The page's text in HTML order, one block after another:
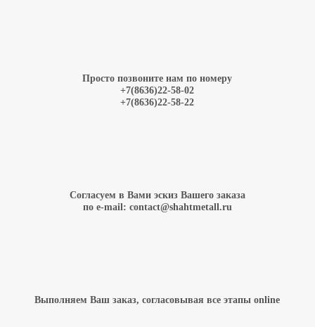
Просто позвоните нам по номеру
+7(8636)22-58-02
+7(8636)22-58-22
Согласуем в Вами эскиз Вашего заказа
по e-mail: contact@shahtmetall.ru
Выполняем Ваш заказ, согласовывая все этапы online